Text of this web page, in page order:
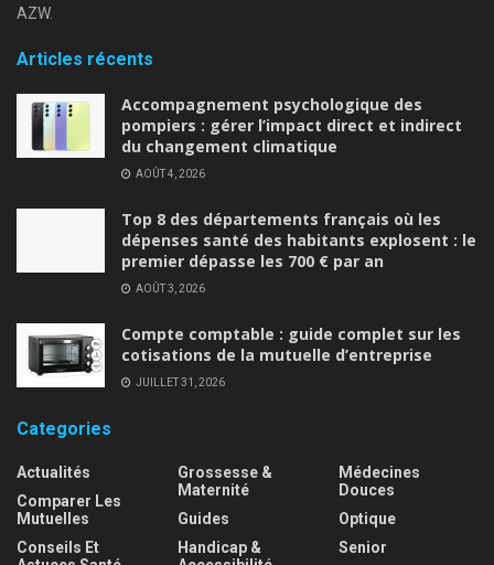
AZW.
Articles récents
Accompagnement psychologique des
pompiers : gérer l’impact direct et indirect
du changement climatique
AOÛT 4, 2026
Top 8 des départements français où les
dépenses santé des habitants explosent : le
premier dépasse les 700 € par an
AOÛT 3, 2026
Compte comptable : guide complet sur les
cotisations de la mutuelle d’entreprise
JUILLET 31, 2026
Categories
Actualités
Comparer Les
Mutuelles
Conseils Et
Grossesse &
Maternité
Guides
Handicap &
Médecines
Douces
Optique
Senior